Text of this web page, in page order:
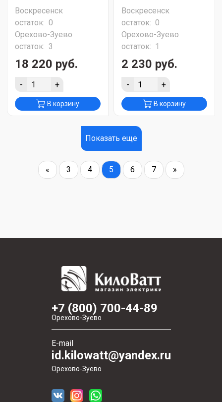
Воскресенск
остаток: 0
Орехово-Зуево
остаток: 3
18 220 руб.
- +
В корзину
Воскресенск
остаток: 0
Орехово-Зуево
остаток: 1
2 230 руб.
- +
В корзину
Показать еще
« 3 4 5 6 7 »
+7 (800) 700-44-89
Орехово-Зуево
E-mail
id.kilowatt@yandex.ru
Орехово-Зуево